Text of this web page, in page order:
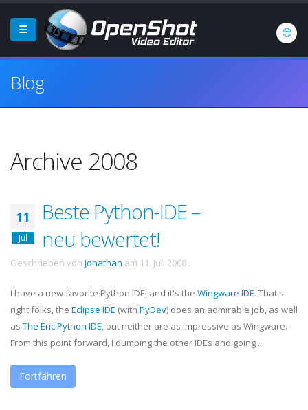
Blog
Archive 2008
11
Jul
Beste Python-IDE –
neu bewertet!
Geschrieben von Jonathan am 11. Juli 2008 .
I have a new favorite Python IDE, and it's the Wingware IDE. That's
right folks, the Eclipse IDE (with PyDev) does an admirable job, as well
as The Eric Python IDE, but neither are as impressive as Wingware.
From this point forward, I dumping the other IDEs and going ...
Fortfahren